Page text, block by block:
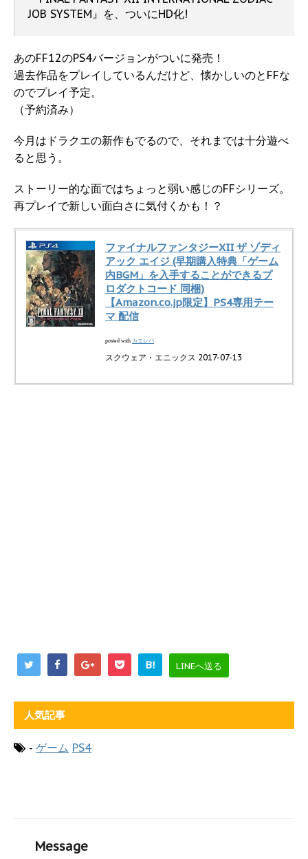
JOB SYSTEM』を、ついにHD化!
あのFF12のPS4バージョンがついに発売！
過去作品をプレイしているんだけど、懐かしいのとFFな
のでプレイ予定。
（予約済み）
今月はドラクエの新作もでるので、それまでは十分遊べ
ると思う。
ストーリー的な面ではちょっと弱い感じのFFシリーズ。
再プレイで新しい面白さに気付くかも！？
ファイナルファンタジーXII ザ ゾディ
アック エイジ (早期購入特典「ゲーム
内BGM」を入手することができるプ
ロダクトコード 同梱)
【Amazon.co.jp限定】PS4専用テー
マ 配信
posted with カエレバ
スクウェア・エニックス 2017-07-13
B! LINEへ送る
人気記事
- ゲーム PS4
Message